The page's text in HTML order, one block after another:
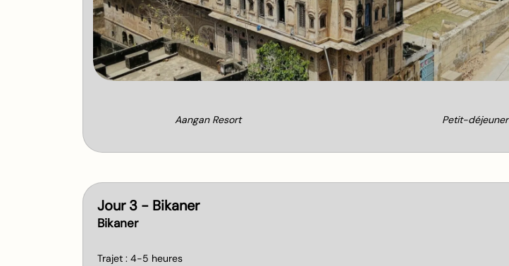
Aangan Resort Petit-déjeuner
Jour 3 - Bikaner
Bikaner
Trajet : 4-5 heures